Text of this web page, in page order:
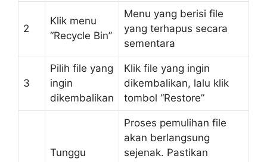
2
Klik menu
“Recycle Bin”
Menu yang berisi file
yang terhapus secara
sementara
3
Pilih file yang
ingin
dikembalikan
Klik file yang ingin
dikembalikan, lalu klik
tombol “Restore”
Tunggu
Proses pemulihan file
akan berlangsung
sejenak. Pastikan